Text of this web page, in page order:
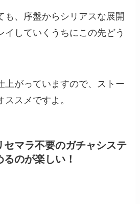
も、序盤からシリアスな展開
イしていくうちにこの先どう
上がっていますので、ストー
ススメですよ。
セマラ不要のガチャシステ
のが楽しい！